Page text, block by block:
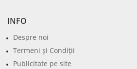
INFO
Despre noi
Termeni şi Condiţii
Publicitate pe site